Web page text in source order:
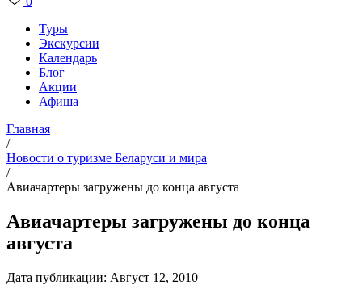
Туры
Экскурсии
Календарь
Блог
Акции
Афиша
Главная
/
Новости о туризме Беларуси и мира
/
Авиачартеры загружены до конца августа
Авиачартеры загружены до конца
августа
Дата публикации: Август 12, 2010